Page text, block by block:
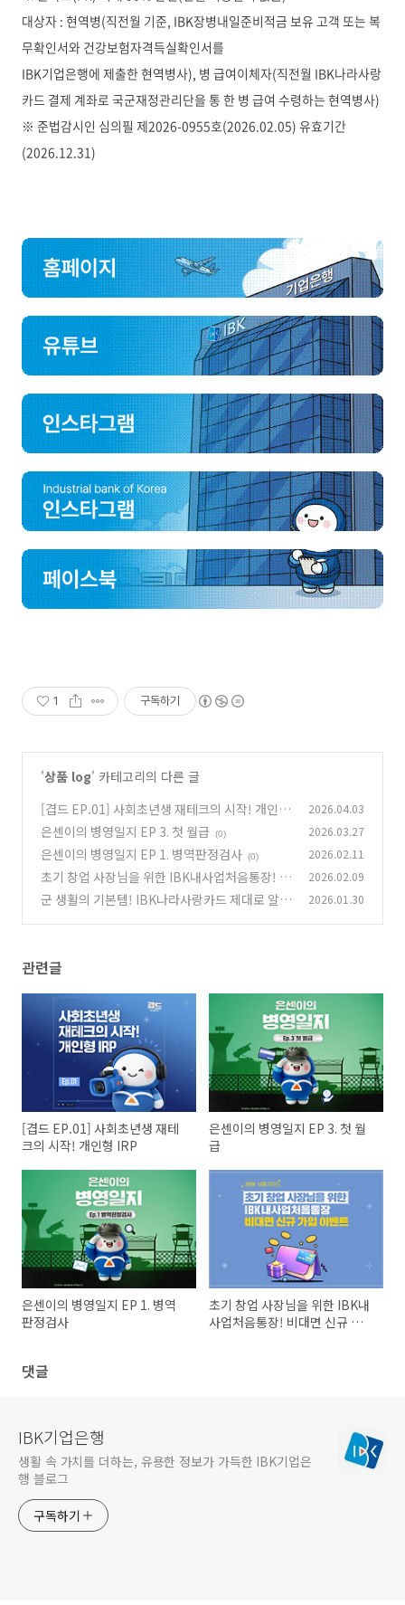
대상자 : 현역병(직전월 기준, IBK장병내일준비적금 보유 고객 또는 복
무확인서와 건강보험자격득실확인서를
IBK기업은행에 제출한 현역병사), 병 급여이체자(직전월 IBK나라사랑
카드 결제 계좌로 국군재정관리단을 통 한 병 급여 수령하는 현역병사)
※ 준법감시인 심의필 제2026-0955호(2026.02.05) 유효기간
(2026.12.31)
1 구독하기
'상품 log' 카테고리의 다른 글
[겹드 EP.01] 사회초년생 재테크의 시작! 개인형
IRP
(0)
2026.04.03
은센이의 병영일지 EP 3. 첫 월급 (0) 2026.03.27
은센이의 병영일지 EP 1. 병역판정검사 (0) 2026.02.11
초기 창업 사장님을 위한 IBK내사업처음통장! 비
대면 신규 가입 이벤트
(0)
2026.02.09
군 생활의 기본템! IBK나라사랑카드 제대로 알아
2026.01.30
관련글
[겹드 EP.01] 사회초년생 재테
크의 시작! 개인형 IRP
은센이의 병영일지 EP 3. 첫 월
급
은센이의 병영일지 EP 1. 병역
판정검사
초기 창업 사장님을 위한 IBK내
사업처음통장! 비대면 신규 가입
댓글
IBK기업은행
생활 속 가치를 더하는, 유용한 정보가 가득한 IBK기업은
행 블로그
구독하기